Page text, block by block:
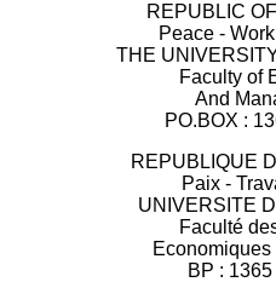
REPUBLIC
Peace -
THE
Faculty of
And
PO.BOX :
REPUBLIQUE
Paix -
UNIVERSITE
Faculté
Economiques
BP :